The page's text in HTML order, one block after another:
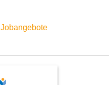
Jobangebote